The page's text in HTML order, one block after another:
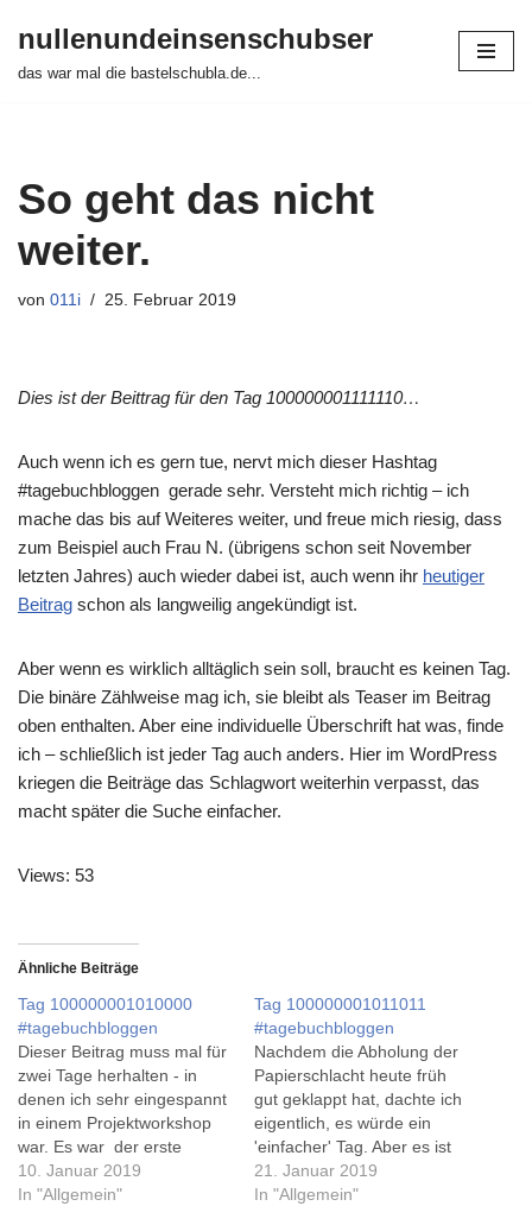
Zum
nullenundeinsenschubser
das war mal die bastelschubla.de...
So geht das nicht
weiter.
von 011i 25. Februar 2019
Dies ist der Beittrag für den Tag 100000001111110…
Auch wenn ich es gern tue, nervt mich dieser Hashtag
#tagebuchbloggen gerade sehr. Versteht mich richtig – ich
mache das bis auf Weiteres weiter, und freue mich riesig, dass
zum Beispiel auch Frau N. (übrigens schon seit November
letzten Jahres) auch wieder dabei ist, auch wenn ihr heutiger
Beitrag schon als langweilig angekündigt ist.
Aber wenn es wirklich alltäglich sein soll, braucht es keinen Tag.
Die binäre Zählweise mag ich, sie bleibt als Teaser im Beitrag
oben enthalten. Aber eine individuelle Überschrift hat was, finde
ich – schließlich ist jeder Tag auch anders. Hier im WordPress
kriegen die Beiträge das Schlagwort weiterhin verpasst, das
macht später die Suche einfacher.
Views: 53
Ähnliche Beiträge
Tag 100000001010000
#tagebuchbloggen
Dieser Beitrag muss mal für
zwei Tage herhalten - in
denen ich sehr eingespannt
in einem Projektworkshop
war. Es war der erste
dieser Art für mich, und
Auftakt eines
10. Januar 2019
In "Allgemein"
Tag 100000001011011
#tagebuchbloggen
Nachdem die Abholung der
Papierschlacht heute früh
gut geklappt hat, dachte ich
eigentlich, es würde ein
'einfacher' Tag. Aber es ist
ja Montag. Das erste
Meeting war alles andere
21. Januar 2019
In "Allgemein"